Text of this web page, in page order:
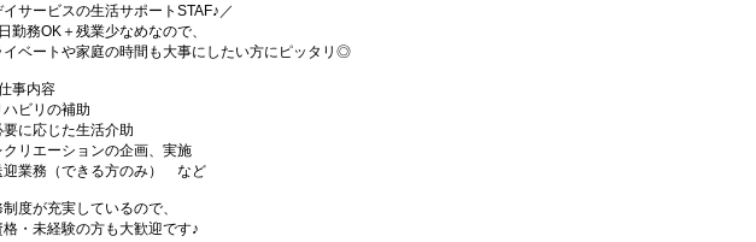
イサービスの生活サポートSTAF♪／
勤務OK＋残業少なめなので、
イベートや家庭の時間も大事にしたい方にピッタリ◎
事内容
ハビリの補助
要に応じた生活介助
クリエーションの企画、実施
迎業務（できる方のみ） など
度が充実しているので、
格・未経験の方も大歓迎です♪